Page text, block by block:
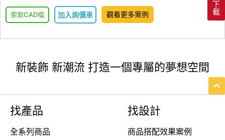
索取CAD檔 加入詢價車 觀看更多案例
下
載
新裝飾 新潮流 打造一個專屬的夢想空間
找產品
全系列商品
找設計
商品搭配效果案例